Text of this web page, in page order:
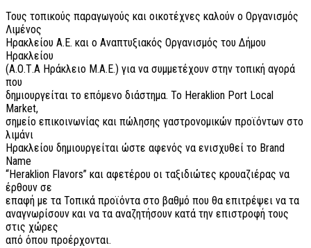
Τους τοπικούς παραγωγούς και οικοτέχνες καλούν ο Οργανισμός
Λιμένος
Ηρακλείου Α.Ε. και ο Αναπτυξιακός Οργανισμός του Δήμου
Ηρακλείου
(Α.Ο.Τ.Α Ηράκλειο Μ.Α.Ε.) για να συμμετέχουν στην τοπική αγορά
που
δημιουργείται το επόμενο διάστημα. Το Heraklion Port Local
Market,
σημείο επικοινωνίας και πώλησης γαστρονομικών προϊόντων στο
λιμάνι
Ηρακλείου δημιουργείται ώστε αφενός να ενισχυθεί το Brand
Name
“Heraklion Flavors” και αφετέρου οι ταξιδιώτες κρουαζιέρας να
έρθουν σε
επαφή με τα Τοπικά προϊόντα στο βαθμό που θα επιτρέψει να τα
αναγνωρίσουν και να τα αναζητήσουν κατά την επιστροφή τους
στις χώρες
από όπου προέρχονται.